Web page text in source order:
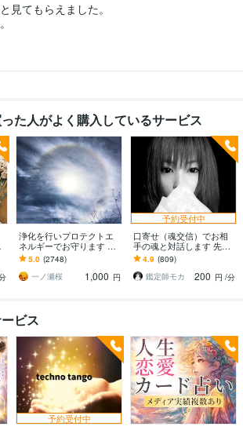
見てもらえました。
た人がよく購入しているサービス
浄化を行いプロテクトエ
ネルギーでお守ります 感
受性の高い方にネガティ
ブなエネルギーや念から
守ります
5.0 (2748)
一ノ瀬桜
1,000 円
予約受付中
口寄せ（魂交信）でお相
手の魂と対話します 先祖
代々霊感の強い家系に生
まれ、受継いだ能力体感
ください。
4.9 (809)
鑑定師モカ
200 円 /分
ビス
予約受付中